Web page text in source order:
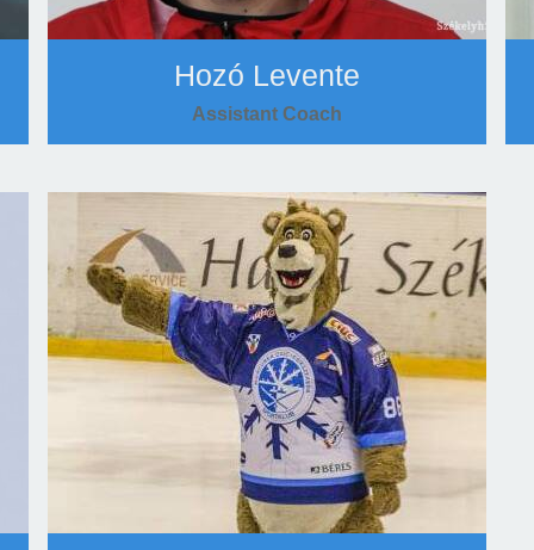
Hozó Levente
Assistant Coach